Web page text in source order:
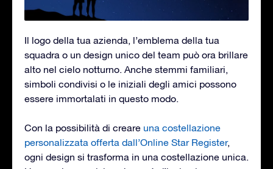
Il logo della tua azienda, l’emblema della tua
squadra o un design unico del team può ora brillare
alto nel cielo notturno. Anche stemmi familiari,
simboli condivisi o le iniziali degli amici possono
essere immortalati in questo modo.
Con la possibilità di creare una costellazione
personalizzata offerta dall’Online Star Register,
ogni design si trasforma in una costellazione unica.